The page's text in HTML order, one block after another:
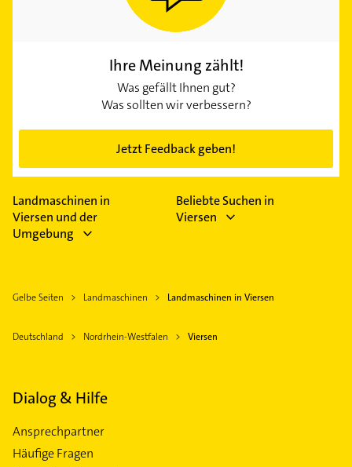
Ihre Meinung zählt!
Was gefällt Ihnen gut?
Was sollten wir verbessern?
Jetzt Feedback geben!
Landmaschinen in
Viersen und der
Umgebung
Beliebte Suchen in
Viersen
Gelbe Seiten Landmaschinen Landmaschinen in Viersen
Deutschland Nordrhein-Westfalen Viersen
Dialog & Hilfe
Ansprechpartner
Häufige Fragen